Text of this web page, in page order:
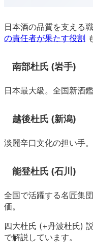
日本酒の品質を支える
の責任者が果たす役割
南部杜氏 (岩手)
日本最大級。全国新酒
越後杜氏 (新潟)
淡麗辛口文化の担い手
能登杜氏 (石川)
全国で活躍する名匠集
価。
四大杜氏 (+丹波杜氏)
で解説しています。